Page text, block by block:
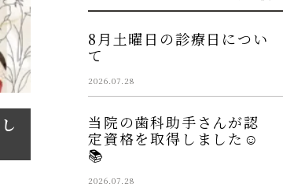
8月土曜日の診療日につい
て
2026.07.28
当院の歯科助手さんが認
定資格を取得しました☺️
📚
2026.07.28